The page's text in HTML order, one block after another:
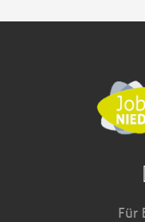
Für